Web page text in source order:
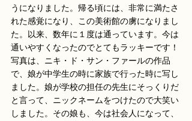
うになりました。帰る頃には、非常に満たさ
れた感覚になり、この美術館の虜になりまし
た。以来、数年に１度は通っています。今は
通いやすくなったのでとてもラッキーです！
写真は、ニキ・ド・サン・ファールの作品
で、娘が中学生の時に家族で行った時に写し
ました。娘が学校の担任の先生にそっくりだ
と言って、ニックネームをつけたので大笑い
しました。その娘も、今は社会人になって、